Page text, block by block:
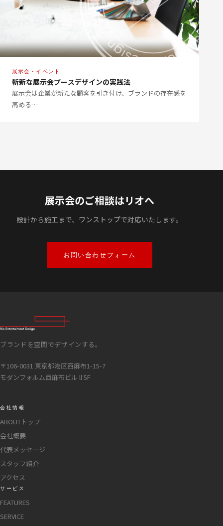
展示会・イベント
斬新な展示会ブースデザインの実践法
展示会は企業が新たな顧客を引き付け、ブランドの存在感を
高める…
展示会のご相談はリオへ
設計から施工まで、ワンストップで対応いたします。
お問い合わせフォーム
ブランドを空間でデザインする。
〒106-0031 東京都港区西麻布1-15-7
モダンフォルム西麻布ビル ll 5F
会社情報
ABOUTトップ
会社概要
代表メッセージ
スタッフ紹介
アクセス
サービス
FEATURES
SERVICE